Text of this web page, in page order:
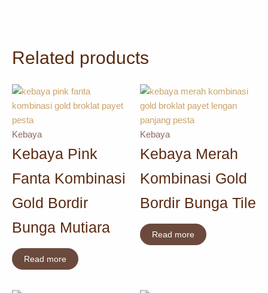
Related products
Kebaya
Kebaya Pink
Fanta Kombinasi
Gold Bordir
Bunga Mutiara
Read more
Kebaya
Kebaya Merah
Kombinasi Gold
Bordir Bunga Tile
Read more